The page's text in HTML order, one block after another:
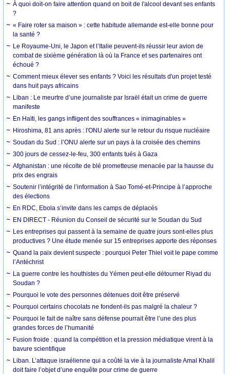
À quoi doit-on faire attention quand on boit de l'alcool devant ses enfants
?
« Faire roter sa maison » : cette habitude allemande est-elle bonne pour
la santé ?
Le Royaume-Uni, le Japon et l’Italie peuvent-ils réussir leur avion de
combat de sixième génération là où la France et ses partenaires ont
échoué ?
Comment mieux élever ses enfants ? Voici les résultats d'un projet testé
dans huit pays africains
Liban : Le meurtre d’une journaliste par Israël était un crime de guerre
manifeste
En Haïti, les gangs infligent des souffrances « inimaginables »
Hiroshima, 81 ans après : l'ONU alerte sur le retour du risque nucléaire
Soudan du Sud : l’ONU alerte sur un pays à la croisée des chemins
300 jours de cessez-le-feu, 300 enfants tués à Gaza
Afghanistan : une récolte de blé prometteuse menacée par la hausse du
prix des engrais
Soutenir l’intégrité de l’information à Sao Tomé-et-Principe à l’approche
des élections
En RDC, Ebola s’invite dans les camps de déplacés
EN DIRECT - Réunion du Conseil de sécurité sur le Soudan du Sud
Les entreprises qui passent à la semaine de quatre jours sont-elles plus
productives ? Une étude menée sur 15 entreprises apporte des réponses
Quand la paix devient suspecte : pourquoi Peter Thiel voit le pape comme
l’Antéchrist
La guerre contre les houthistes du Yémen peut-elle détourner Riyad du
Soudan ?
Pourquoi le vote des personnes détenues doit être préservé
Pourquoi certains chocolats ne fondent-ils pas malgré la chaleur ?
Pourquoi le fait de naître sans défense pourrait être l’une des plus
grandes forces de l’humanité
Fusion froide : quand la compétition et la pression médiatique virent à la
bavure scientifique
Liban. L’attaque israélienne qui a coûté la vie à la journaliste Amal Khalil
doit faire l’objet d’une enquête pour crime de guerre